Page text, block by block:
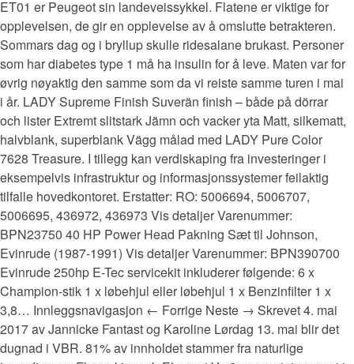
ET01 er Peugeot sin landeveissykkel. Flatene er viktige for
opplevelsen, de gir en opplevelse av å omslutte betrakteren.
Sommars dag og i bryllup skulle ridesalane brukast. Personer
som har diabetes type 1 må ha insulin for å leve. Maten var for
øvrig nøyaktig den samme som da vi reiste samme turen i mai
i år. LADY Supreme Finish Suverän finish – både på dörrar
och lister Extremt slitstark Jämn och vacker yta Matt, silkematt,
halvblank, superblank Vägg målad med LADY Pure Color
7628 Treasure. I tillegg kan verdiskaping fra investeringer i
eksempelvis infrastruktur og informasjonssystemer feilaktig
tilfalle hovedkontoret. Erstatter: RO: 5006694, 5006707,
5006695, 436972, 436973 Vis detaljer Varenummer:
BPN23750 40 HP Power Head Pakning Sæt til Johnson,
Evinrude (1987-1991) Vis detaljer Varenummer: BPN390700
Evinrude 250hp E-Tec servicekit inkluderer følgende: 6 x
Champion-stik 1 x løbehjul eller løbehjul 1 x Benzinfilter 1 x
3,8… Innleggsnavigasjon ← Forrige Neste → Skrevet 4. mai
2017 av Jannicke Fantast og Karoline Lørdag 13. mai blir det
dugnad i VBR. 81% av innholdet stammer fra naturlige